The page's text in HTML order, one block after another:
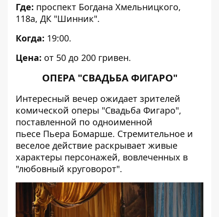
Где: проспект Богдана Хмельницкого,
118а, ДК "Шинник".
Когда: 19:00.
Цена: от 50 до 200 гривен.
ОПЕРА "СВАДЬБА ФИГАРО"
Интересный вечер ожидает зрителей
комической оперы "Свадьба Фигаро",
поставленной по одноименной
пьесе Пьера Бомарше. Стремительное и
веселое действие раскрывает живые
характеры персонажей, вовлеченных в
"любовный круговорот".